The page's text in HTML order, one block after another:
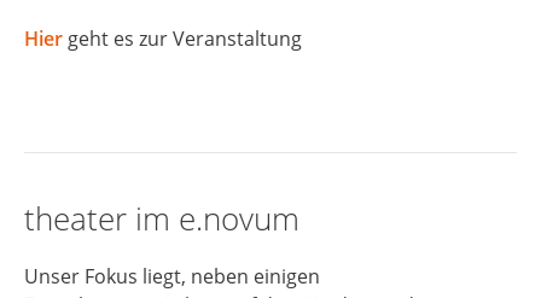
Hier geht es zur Veranstaltung
theater im e.novum
Unser Fokus liegt, neben einigen